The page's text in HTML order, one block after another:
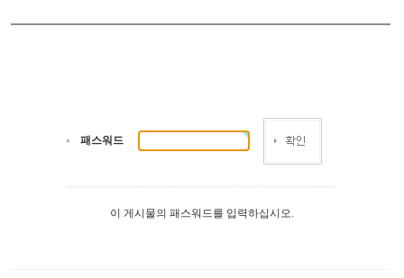
패스워드
이 게시물의 패스워드를 입력하십시오.